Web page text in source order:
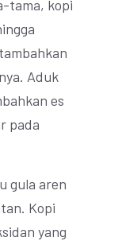
tama, kopi
Aduk
es
pada
gula aren
Kopi
yang